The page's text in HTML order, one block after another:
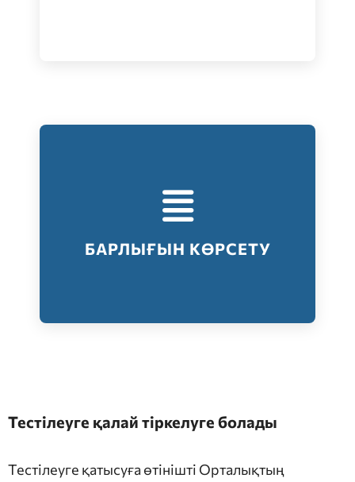
БАРЛЫҒЫН КӨРСЕТУ
Тестілеудің барлық түрлері
Барлығын көрсету
Тестілеуге қалай тіркелуге болады
Тестілеуге қатысуға өтінішті Орталықтың